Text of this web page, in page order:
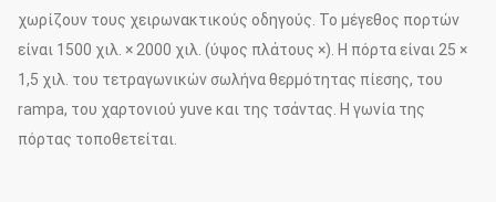
χωρίζουν τους χειρωνακτικούς οδηγούς. Το μέγεθος πορτών
είναι 1500 χιλ. × 2000 χιλ. (ύψος πλάτους ×). Η πόρτα είναι 25 ×
1,5 χιλ. του τετραγωνικών σωλήνα θερμότητας πίεσης, του
rampa, του χαρτονιού yuve και της τσάντας. Η γωνία της
πόρτας τοποθετείται.